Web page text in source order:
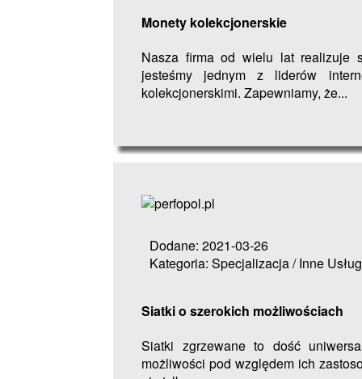
Monety kolekcjonerskie
Nasza firma od wielu lat realizuje
jesteśmy jednym z liderów
kolekcjonerskimi. Zapewniamy, że...
Dodane: 2021-03-26
Kategoria: Specjalizacja / Inne
Siatki o szerokich możliwościach
Siatki zgrzewane to dość
możliwości pod względem ich